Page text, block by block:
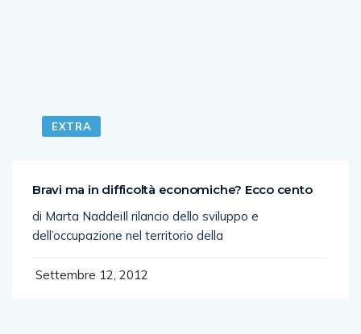
EXTRA
Bravi ma in difficoltà economiche? Ecco cento
di Marta Naddei­­­Il rilancio dello sviluppo e
dell’occupazione nel territorio della
Settembre 12, 2012